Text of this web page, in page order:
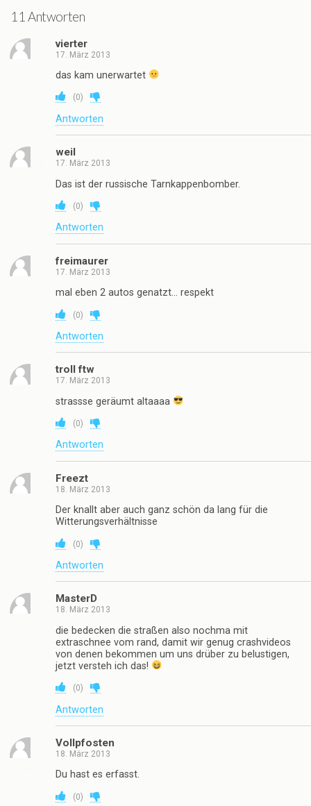
11 Antworten
vierter
17. März 2013
das kam unerwartet
(0)
Antworten
weil
17. März 2013
Das ist der russische Tarnkappenbomber.
(0)
Antworten
freimaurer
17. März 2013
mal eben 2 autos genatzt… respekt
(0)
Antworten
troll ftw
17. März 2013
strassse geräumt altaaaa
(0)
Antworten
Freezt
18. März 2013
Der knallt aber auch ganz schön da lang für die
Witterungsverhältnisse
(0)
Antworten
MasterD
18. März 2013
die bedecken die straßen also nochma mit
extraschnee vom rand, damit wir genug crashvideos
von denen bekommen um uns drüber zu belustigen,
jetzt versteh ich das!
(0)
Antworten
Vollpfosten
18. März 2013
Du hast es erfasst.
(0)